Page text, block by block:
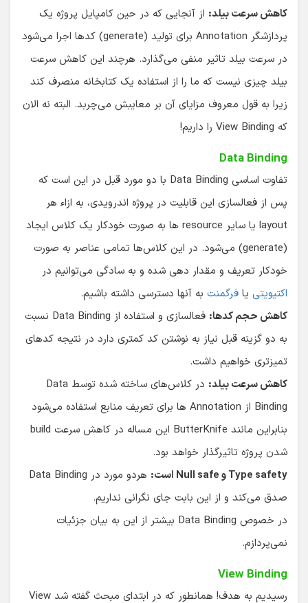
کاهش سرعت بیلد: از آنجایی که در حین کامپایل پروژه یک
پردازشگر Annotation برای تولید (generate) کدها اجرا می‌شود
در سرعت بیلد تاثیر منفی می‌گذارد. هرچند این کاهش سرعت
بیلد چیزی نیست که ما را از استفاده یک کتابخانه منصرف کند
زیرا به قول معروف مزایای آن بر معایبش می‌چربد. البته نه الان
که View Binding را داریم!
Data Binding
تفاوت اساسی Data Binding با دو مورد قبل در این است که
پس از فعالسازی این قابلیت در پروژه اندرویدی، به ازاء هر
layout یا سایر resource ها به صورت خودکار یک کلاس ایجاد
(generate) می‌شود. در این کلاس‌ها تمامی عناصر به صورت
خودکار تعریف و مقدار دهی شده و به سادگی می‌توانیم در
اکتیویتی یا فرگمنت به آنها دسترسی داشته باشیم.
کاهش حجم کدها:
فعالسازی و استفاده از Data Binding نسبت
به دو گزینه قبل نیاز به نوشتن کد کمتری دارد در نتیجه کدهای
تمیزتری خواهیم داشت.
کاهش سرعت بیلد:
در کلاس‌های ساخته شده توسط Data
Binding از Annotation ها برای تعریف منابع استفاده می‌شود
بنابراین مانند ButterKnife این مساله در کاهش سرعت build
شدن پروژه تاثیرگذار خواهد بود.
Type safety و Null safe است:
هردو مورد در Data Binding
صدق می‌کند و از این بابت جای نگرانی نداریم.
در خصوص Data Binding بیشتر از این به بیان جزئیات
نمی‌پردازم.
View Binding
رسیدیم به هدف! همانطور که در ابتدای مبحث گفته شد View